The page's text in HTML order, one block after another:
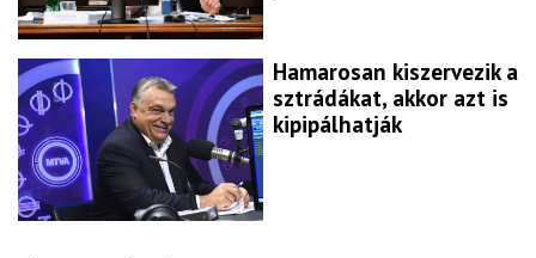
Hamarosan kiszervezik a
sztrádákat, akkor azt is
kipipálhatják